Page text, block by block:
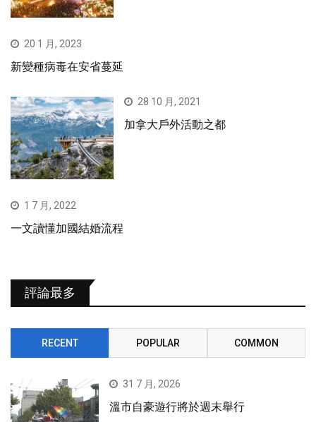
20 1 月, 2023
新變種病毒在安省蔓延
28 10 月, 2021
加拿大戶外活動之都
1 7 月, 2022
一文讀懂加國結婚流程
評論最多
RECENT POPULAR COMMON
31 7 月, 2026
溫市自豪遊行將於週末舉行